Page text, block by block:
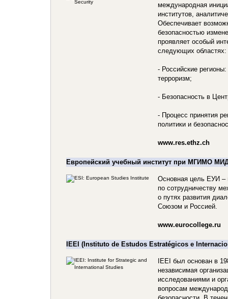
международная
институтов,
Обеспечивает
безопасностью
проявляет особый
следующих областях:
- Российские
терроризм;
- Безопасность в
- Процесс принятия
политики и
www.res.ethz.ch
Европейский учебный институт при МГИМО
Основная цель ЕУИ –
по сотрудничеству
о путях развития
Союзом и Россией.
www.eurocollege.ru
IEEI (Instituto de Estudos Estratégicos e
IEEI был основан в
независимая
исследованиями и
вопросам